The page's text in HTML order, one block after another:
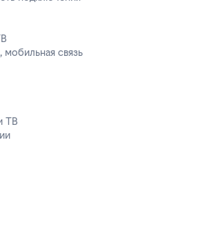
связь
ТВ